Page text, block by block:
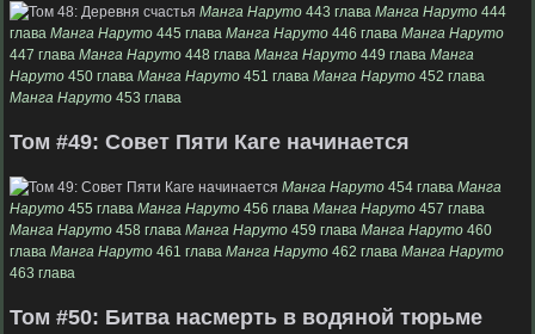
Манга Наруто 443 глава Манга Наруто 444
глава Манга Наруто 445 глава Манга Наруто 446 глава Манга Наруто
447 глава Манга Наруто 448 глава Манга Наруто 449 глава Манга
Наруто 450 глава Манга Наруто 451 глава Манга Наруто 452 глава
Манга Наруто 453 глава
Том #49: Совет Пяти Каге начинается
Манга Наруто 454 глава Манга
Наруто 455 глава Манга Наруто 456 глава Манга Наруто 457 глава
Манга Наруто 458 глава Манга Наруто 459 глава Манга Наруто 460
глава Манга Наруто 461 глава Манга Наруто 462 глава Манга Наруто
463 глава
Том #50: Битва насмерть в водяной тюрьме